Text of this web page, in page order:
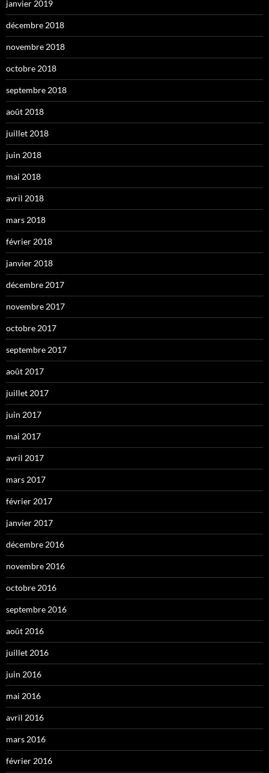
janvier 2019
décembre 2018
novembre 2018
octobre 2018
septembre 2018
août 2018
juillet 2018
juin 2018
mai 2018
avril 2018
mars 2018
février 2018
janvier 2018
décembre 2017
novembre 2017
octobre 2017
septembre 2017
août 2017
juillet 2017
juin 2017
mai 2017
avril 2017
mars 2017
février 2017
janvier 2017
décembre 2016
novembre 2016
octobre 2016
septembre 2016
août 2016
juillet 2016
juin 2016
mai 2016
avril 2016
mars 2016
février 2016